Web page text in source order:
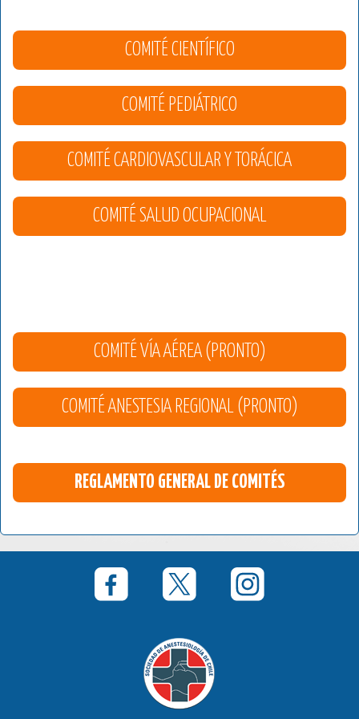
COMITÉ CIENTÍFICO
COMITÉ PEDIÁTRICO
COMITÉ CARDIOVASCULAR Y TORÁCICA
COMITÉ SALUD OCUPACIONAL
COMITÉ VÍA AÉREA (PRONTO)
COMITÉ ANESTESIA REGIONAL (PRONTO)
REGLAMENTO GENERAL DE COMITÉS